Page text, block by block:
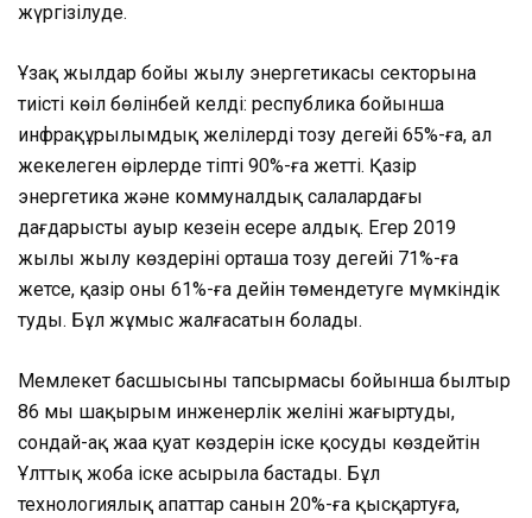
жүргізілуде.
Ұзақ жылдар бойы жылу энергетикасы секторына
тиісті көңіл бөлінбей келді: республика бойынша
инфрақұрылымдық желілердің тозу деңгейі 65%-ға, ал
жекелеген өңірлерде тіпті 90%-ға жетті. Қазір
энергетика және коммуналдық салалардағы
дағдарыстың ауыр кезеңін еңсере алдық. Егер 2019
жылы жылу көздерінің орташа тозу деңгейі 71%-ға
жетсе, қазір оны 61%-ға дейін төмендетуге мүмкіндік
туды. Бұл жұмыс жалғасатын болады.
Мемлекет басшысының тапсырмасы бойынша былтыр
86 мың шақырым инженерлік желіні жаңғыртуды,
сондай-ақ жаңа қуат көздерін іске қосуды көздейтін
Ұлттық жоба іске асырыла бастады. Бұл
технологиялық апаттар санын 20%-ға қысқартуға,